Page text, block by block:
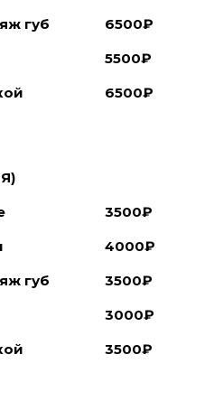
губ
6500₽
5500₽
6500₽
3500₽
4000₽
губ
3500₽
3000₽
3500₽